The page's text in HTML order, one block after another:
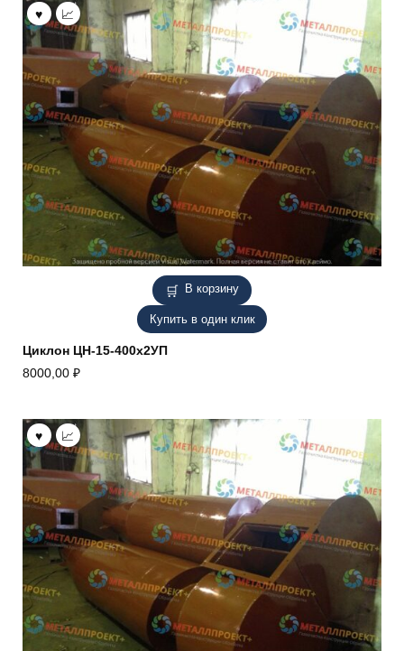
В корзину
Купить в один клик
Циклон ЦН-15-400х2УП
8000,00 ₽